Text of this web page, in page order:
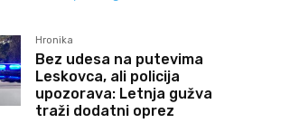
Hronika
Bez udesa na putevima
Leskovca, ali policija
upozorava: Letnja gužva
traži dodatni oprez